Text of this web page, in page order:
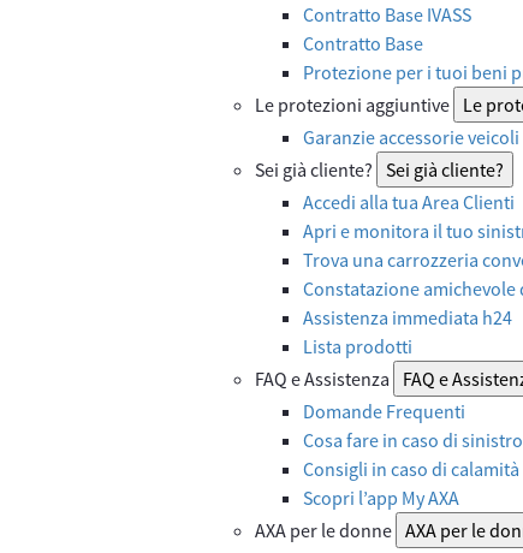
Contratto Base IVASS
Contratto Base
Protezione per i tuoi beni
Le protezioni aggiuntive Le
Garanzie accessorie veicoli
Sei già cliente? Sei già cliente?
Accedi alla tua Area Clienti
Apri e monitora il tuo
Trova una carrozzeria
Constatazione amichevole
Assistenza immediata h24
Lista prodotti
FAQ e Assistenza
FAQ e
Domande Frequenti
Cosa fare in caso di sinistro
Consigli in caso di
Scopri l’app My AXA
AXA per le donne AXA per le